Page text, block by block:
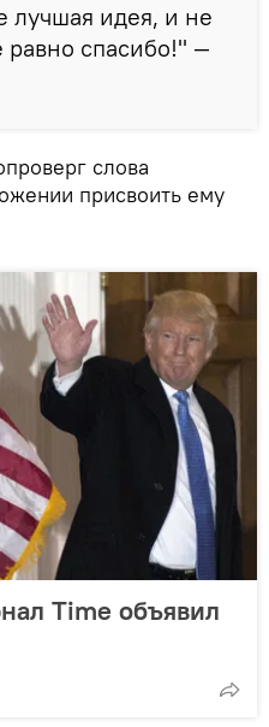
лучшая идея, и не
равно спасибо!" —
слова
присвоить ему
Time объявил